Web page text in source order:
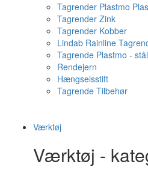
Tagrender Plastmo
Tagrender Zink
Tagrender Kobber
Lindab Rainline
Tagrende Plastmo -
Rendejern
Hængselsstift
Tagrende Tilbehør
Værktøj
Værktøj -